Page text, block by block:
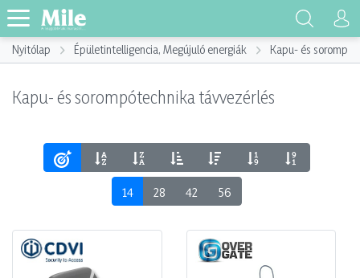
Nyitólap Épületintelligencia, Megújuló energiák Kapu- és
Kapu- és sorompótechnika távvezérlés
14 28 42 56